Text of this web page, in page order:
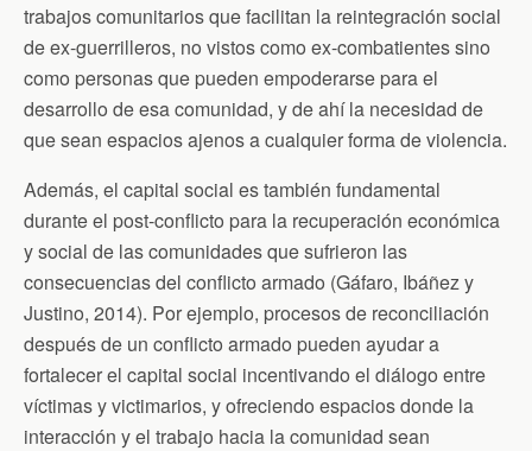
trabajos comunitarios que facilitan la reintegración social
de ex-guerrilleros, no vistos como ex-combatientes sino
como personas que pueden empoderarse para el
desarrollo de esa comunidad, y de ahí la necesidad de
que sean espacios ajenos a cualquier forma de violencia.
Además, el capital social es también fundamental
durante el post-conflicto para la recuperación económica
y social de las comunidades que sufrieron las
consecuencias del conflicto armado (Gáfaro, Ibáñez y
Justino, 2014). Por ejemplo, procesos de reconciliación
después de un conflicto armado pueden ayudar a
fortalecer el capital social incentivando el diálogo entre
víctimas y victimarios, y ofreciendo espacios donde la
interacción y el trabajo hacia la comunidad sean